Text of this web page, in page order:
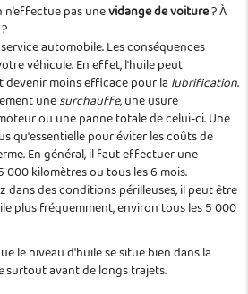
n’effectue pas unevidange de voiture? À
automobile. Les conséquences
véhicule. En effet, l'huile peut
devenir moins efficace pour la lubrification.
unesurchauffe, une usure
ou une panne totale de celui-ci. Une
qu'essentielle pour éviter les coûts de
En général, il faut effectuer une
000 kilomètres ou tous les 6 mois.
dans des conditions périlleuses, il peut être
plus fréquemment, environ tous les 5 000
le niveau d'huile se situe bien dans la
surtout avant de longs trajets.